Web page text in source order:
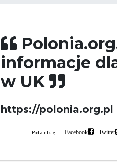
informacje
w UK
https://polonia.org.pl
Podziel się: Facebook Twitter